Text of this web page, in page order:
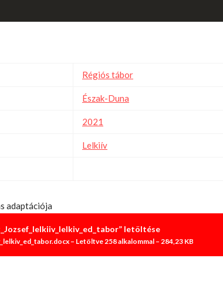
Régiós tábor
Észak-Duna
2021
Lelkiív
adaptációja
letöltése
– Letöltve 258 alkalommal – 284,23 KB